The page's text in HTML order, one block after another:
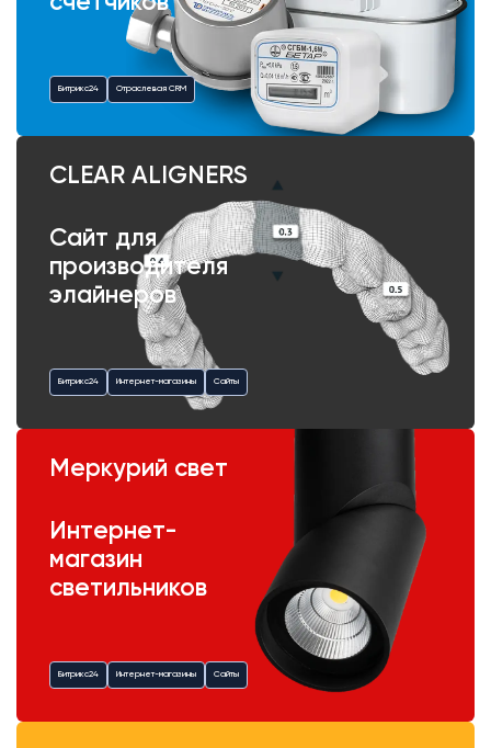
Битрикс24 Отраслевая CRM
CLEAR ALIGNERS
Сайт для
производителя
элайнеров
Битрикс24 Интернет-магазины Сайты
Меркурий свет
Интернет-
магазин
светильников
Битрикс24 Интернет-магазины Сайты